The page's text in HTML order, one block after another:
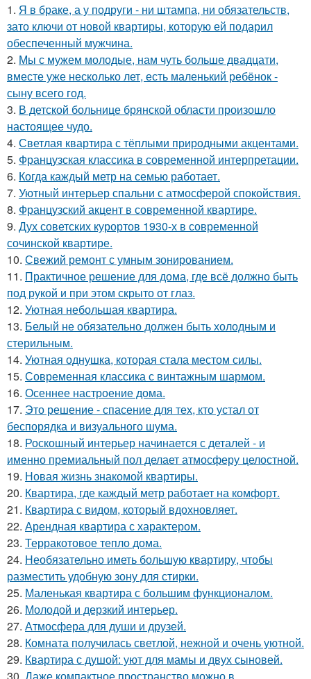
1. Я в браке, а у подруги - ни штампа, ни обязательств,
зато ключи от новой квартиры, которую ей подарил
обеспеченный мужчина.
2. Мы с мужем молодые, нам чуть больше двадцати,
вместе уже несколько лет, есть маленький ребёнок -
сыну всего год.
3. В детской больнице брянской области произошло
настоящее чудо.
4. Светлая квартира с тёплыми природными акцентами.
5. Французская классика в современной интерпретации.
6. Когда каждый метр на семью работает.
7. Уютный интерьер спальни с атмосферой спокойствия.
8. Французский акцент в современной квартире.
9. Дух советских курортов 1930-х в современной
сочинской квартире.
10. Свежий ремонт с умным зонированием.
11. Практичное решение для дома, где всё должно быть
под рукой и при этом скрыто от глаз.
12. Уютная небольшая квартира.
13. Белый не обязательно должен быть холодным и
стерильным.
14. Уютная однушка, которая стала местом силы.
15. Современная классика с винтажным шармом.
16. Осеннее настроение дома.
17. Это решение - спасение для тех, кто устал от
беспорядка и визуального шума.
18. Роскошный интерьер начинается с деталей - и
именно премиальный пол делает атмосферу целостной.
19. Новая жизнь знакомой квартиры.
20. Квартира, где каждый метр работает на комфорт.
21. Квартира с видом, который вдохновляет.
22. Арендная квартира с характером.
23. Терракотовое тепло дома.
24. Необязательно иметь большую квартиру, чтобы
разместить удобную зону для стирки.
25. Маленькая квартира с большим функционалом.
26. Молодой и дерзкий интерьер.
27. Атмосфера для души и друзей.
28. Комната получилась светлой, нежной и очень уютной.
29. Квартира с душой: уют для мамы и двух сыновей.
30. Даже компактное пространство можно в